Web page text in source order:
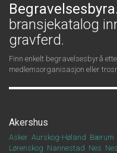
bransjekatalog
gravferd.
Finn enkelt begravelsesbyrå
medlemsorganisasjon eller
Akershus
Asker Aurskog-Høland Bærum
Lørenskog Nannestad Nes